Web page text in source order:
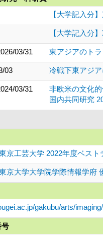
【大学記入分
【大学記入分
03/31 東アジアのト
03 冷戦下東アジ
03/31
非欧米の文化
国内共同研究
京工芸大学 2022年度ベスト
京大学大学院学際情報学府
gakubu/arts/
号